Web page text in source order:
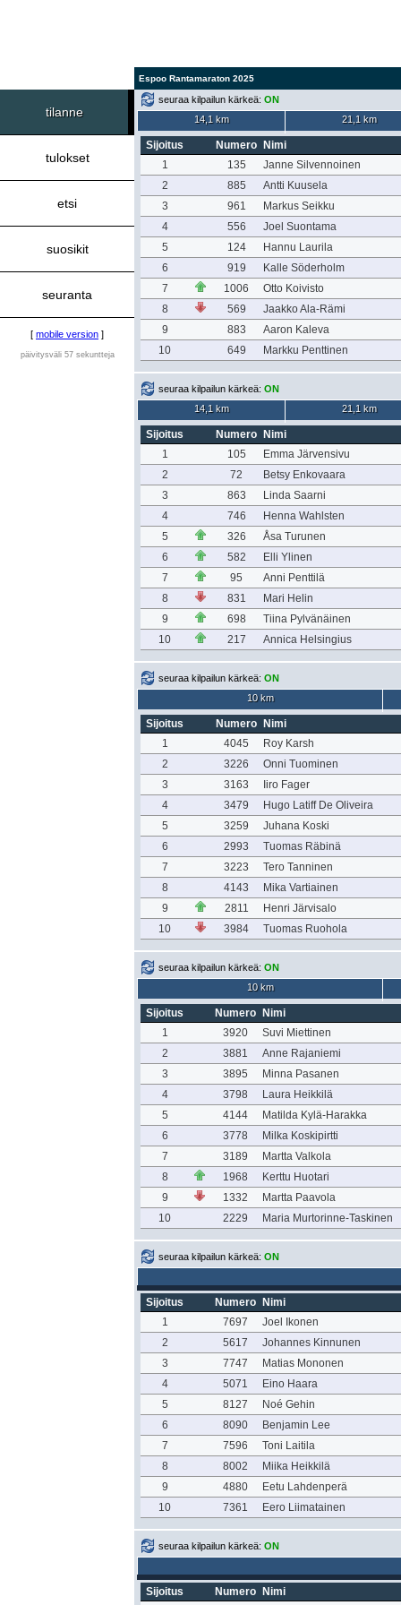
Espoo Rantamaraton 2025
tilanne
tulokset
etsi
suosikit
seuranta
[ mobile version ]
päivitysväli 57 sekuntteja
seuraa kilpailun kärkeä: ON
14,1 km
21,1 km
Sijoitus Numero
Nimi
1
135
Janne Silvennoinen
2
885
Antti Kuusela
3
961
Markus Seikku
4
556
Joel Suontama
5
124
Hannu Laurila
6
919
Kalle Söderholm
7
1006
Otto Koivisto
8
569
Jaakko Ala-Rämi
9
883
Aaron Kaleva
10
649 Markku Penttinen
seuraa kilpailun kärkeä: ON
14,1 km
21,1 km
Sijoitus Numero
Nimi
1
105
Emma Järvensivu
2
72
Betsy Enkovaara
3
863
Linda Saarni
4
746
Henna Wahlsten
5
326
Åsa Turunen
6
582
Elli Ylinen
7
95
Anni Penttilä
8
831
Mari Helin
9
698
Tiina Pylvänäinen
10
217 Annica Helsingius
seuraa kilpailun kärkeä: ON
10 km
Sijoitus Numero
Nimi
1
4045
Roy Karsh
2
3226
Onni Tuominen
3
3163
Iiro Fager
4
3479
Hugo Latiff De Oliveira
5
3259
Juhana Koski
6
2993
Tuomas Räbinä
7
3223
Tero Tanninen
8
4143
Mika Vartiainen
9
2811
Henri Järvisalo
10
3984 Tuomas Ruohola
seuraa kilpailun kärkeä: ON
10 km
Sijoitus Numero
Nimi
1
3920
Suvi Miettinen
2
3881
Anne Rajaniemi
3
3895
Minna Pasanen
4
3798
Laura Heikkilä
5
4144
Matilda Kylä-Harakka
6
3778
Milka Koskipirtti
7
3189
Martta Valkola
8
1968
Kerttu Huotari
9
1332
Martta Paavola
10
2229 Maria Murtorinne-Taskinen
seuraa kilpailun kärkeä: ON
Sijoitus Numero
Nimi
1
7697
Joel Ikonen
2
5617
Johannes Kinnunen
3
7747
Matias Mononen
4
5071
Eino Haara
5
8127
Noé Gehin
6
8090
Benjamin Lee
7
7596
Toni Laitila
8
8002
Miika Heikkilä
9
4880
Eetu Lahdenperä
10
7361 Eero Liimatainen
seuraa kilpailun kärkeä: ON
Sijoitus Numero Nimi